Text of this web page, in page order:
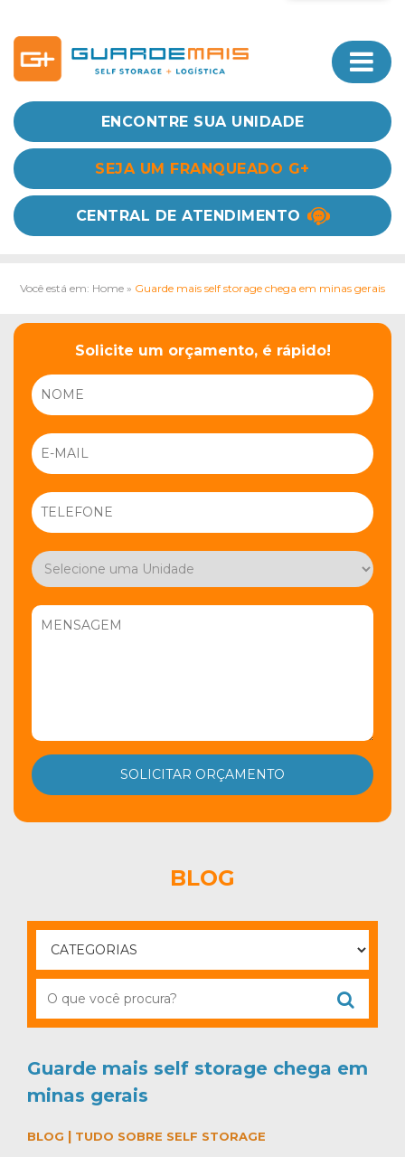
ENCONTRE SUA UNIDADE
SEJA UM FRANQUEADO G+
CENTRAL DE ATENDIMENTO
Você está em: Home » Guarde mais self storage chega em minas gerais
Solicite um orçamento, é rápido!
BLOG
Guarde mais self storage chega em
minas gerais
BLOG | TUDO SOBRE SELF STORAGE